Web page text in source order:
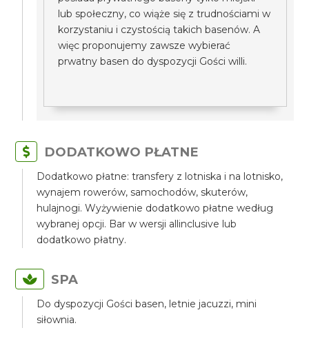
lub społeczny, co wiąże się z trudnościami w
korzystaniu i czystością takich basenów. A
więc proponujemy zawsze wybierać
prwatny basen do dyspozycji Gości willi.
DODATKOWO PŁATNE
Dodatkowo płatne: transfery z lotniska i na lotnisko,
wynajem rowerów, samochodów, skuterów,
hulajnogi. Wyżywienie dodatkowo płatne według
wybranej opcji. Bar w wersji allinclusive lub
dodatkowo płatny.
SPA
Do dyspozycji Gości basen, letnie jacuzzi, mini
siłownia.